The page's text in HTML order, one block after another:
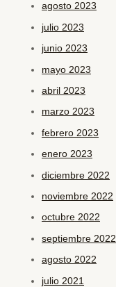
agosto 2023
julio 2023
junio 2023
mayo 2023
abril 2023
marzo 2023
febrero 2023
enero 2023
diciembre 2022
noviembre 2022
octubre 2022
septiembre 2022
agosto 2022
julio 2021